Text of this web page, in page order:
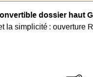
dossier haut
la simplicité : ouverture
matelas